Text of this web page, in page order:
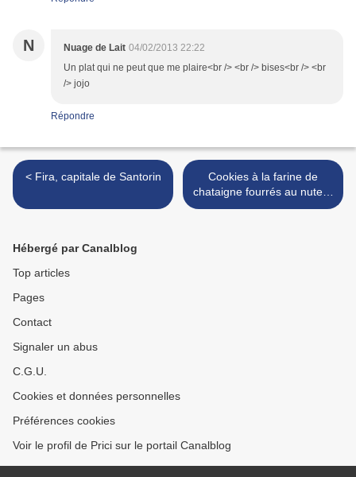
N Nuage de Lait 04/02/2013 22:22
Un plat qui ne peut que me plaire<br /> <br /> bises<br /> <br
/> jojo
Répondre
< Fira, capitale de Santorin
Cookies à la farine de
chataigne fourrés au nutella
>
Hébergé par Canalblog
Top articles
Pages
Contact
Signaler un abus
C.G.U.
Cookies et données personnelles
Préférences cookies
Voir le profil de Prici sur le portail Canalblog